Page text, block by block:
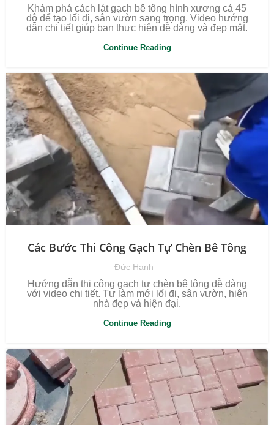
Khám phá cách lát gạch bê tông hình xương cá 45
độ để tạo lối đi, sân vườn sang trọng. Video hướng
dẫn chi tiết giúp bạn thực hiện dễ dàng và đẹp mắt.
Continue Reading
Các Bước Thi Công Gạch Tự Chèn Bê Tông
Đức Hạnh
Hướng dẫn thi công gạch tự chèn bê tông dễ dàng
với video chi tiết. Tự làm mới lối đi, sân vườn, hiên
nhà đẹp và hiện đại.
Continue Reading